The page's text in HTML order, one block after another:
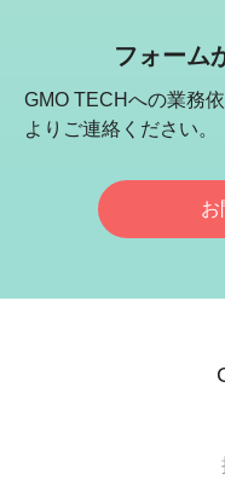
フォーム
GMO TECHへの業務
よりご連絡ください。
お